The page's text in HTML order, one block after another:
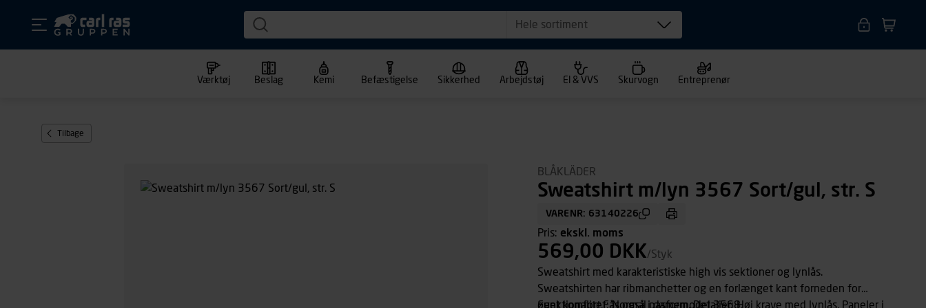
Hele sortiment
Værktøj Beslag Kemi Befæstigelse Sikkerhed Arbejdstøj El & VVS Skurvogn Entreprenør
Tilbage
BLÅKLÄDER
Sweatshirt m/lyn 3567 Sort/gul, str. S
VARENR: 63140226
Pris: ekskl. moms
569,00 DKK/Styk
Sweatshirt med karakteristiske high vis sektioner og lynlås.
Sweatshirten har ribmanchetter og en forlænget kant forneden for
øget komfort.Fås også i damemodel 3568.
Funktionalitet: Normal pasform. Detaljer: Høj krave med lynlås. Paneler i